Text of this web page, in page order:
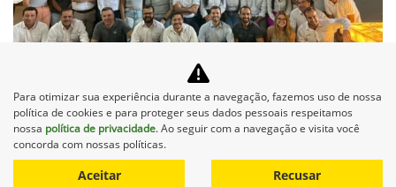
Minas Verde recebe o programa Power
Sales
Minas Verde recebe o programa Power Sales e reforça
compromisso com excelência no atendimento
Para otimizar sua experiência durante a navegação, fazemos uso de nossa
política de cookies e para proteger seus dados pessoais respeitamos
nossa política de privacidade. Ao seguir com a navegação e visita você
concorda com nossas políticas.
Aceitar Recusar